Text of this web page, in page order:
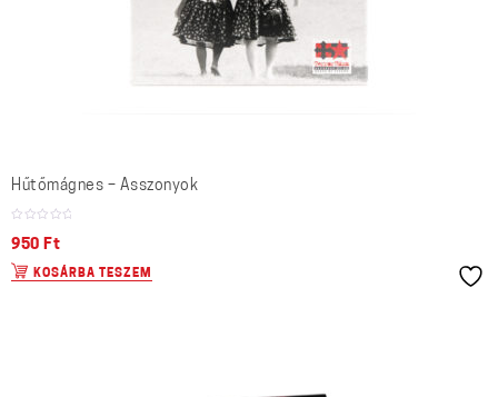
Hűtőmágnes – Asszonyok
950 Ft
KOSÁRBA TESZEM